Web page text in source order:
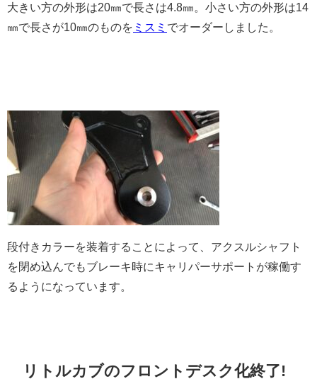
大きい方の外形は20㎜で長さは4.8㎜。小さい方の外形は14
㎜で長さが10㎜のものを ミスミ でオーダーしました。
段付きカラーを装着することによって、アクスルシャフト
を閉め込んでもブレーキ時にキャリパーサポートが稼働す
るようになっています。
リトルカブのフロントデスク化終了!